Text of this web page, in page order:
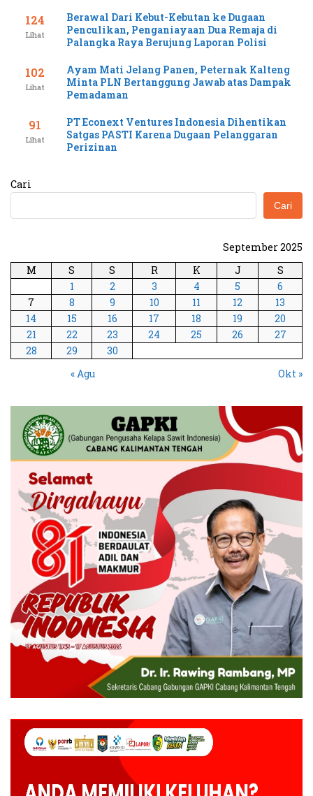
124
Lihat
Berawal Dari Kebut-Kebutan ke Dugaan
Penculikan, Penganiayaan Dua Remaja di
Palangka Raya Berujung Laporan Polisi
102
Lihat
Ayam Mati Jelang Panen, Peternak Kalteng
Minta PLN Bertanggung Jawab atas Dampak
Pemadaman
91
Lihat
PT Econext Ventures Indonesia Dihentikan
Satgas PASTI Karena Dugaan Pelanggaran
Perizinan
Cari
Cari
September 2025
M
S S R K J
S
1
2 3 4 5
6
7
8 9 10 11 12
13
14
15 16 17 18 19
20
21
22 23 24 25 26
27
28
29
30
« Agu
Okt »